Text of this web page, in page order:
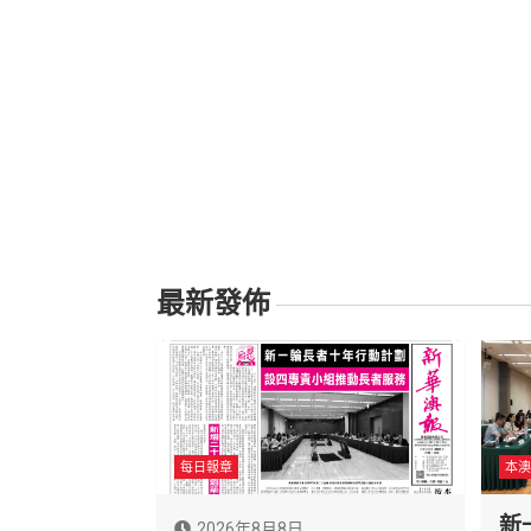
最新發佈
每日報章 本